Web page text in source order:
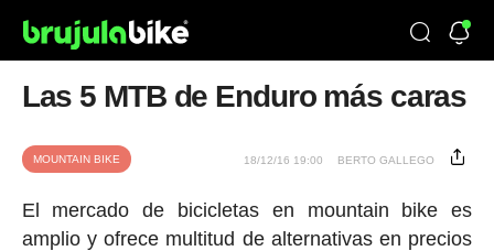
Las 5 MTB de Enduro más caras
MOUNTAIN BIKE 18/12/16 19:00 BERTO GALLEGO
El mercado de bicicletas en mountain bike es
amplio y ofrece multitud de alternativas en precios